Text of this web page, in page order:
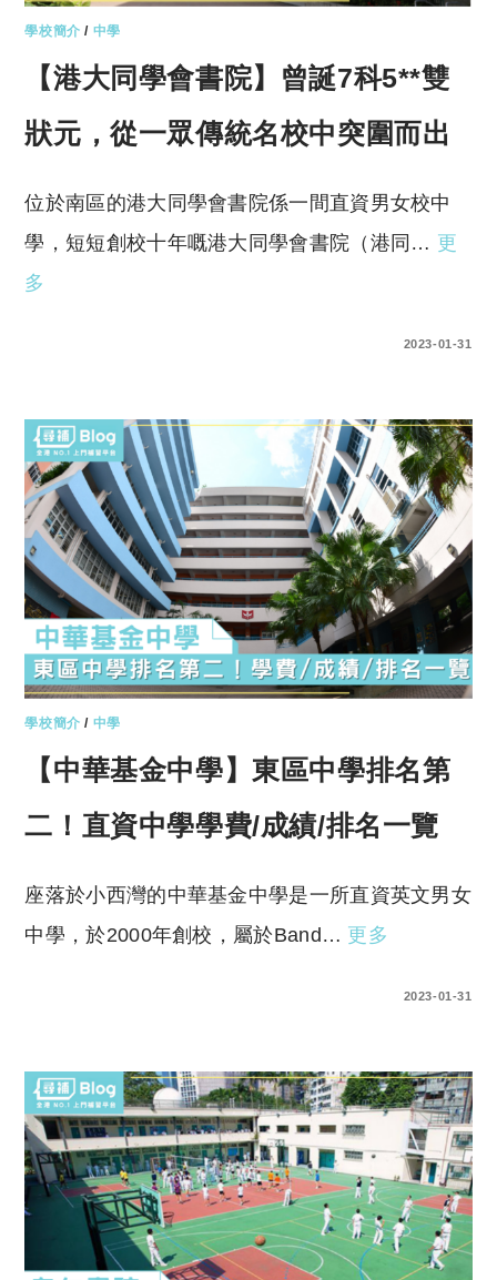
學校簡介 / 中學
【港大同學會書院】曾誕7科5**雙
狀元，從一眾傳統名校中突圍而出
位於南區的港大同學會書院係一間直資男女校中
學，短短創校十年嘅港大同學會書院（港同… 更
多
2023-01-31
學校簡介 / 中學
【中華基金中學】東區中學排名第
二！直資中學學費/成績/排名一覽
座落於小西灣的中華基金中學是一所直資英文男女
中學，於2000年創校，屬於Band… 更多
2023-01-31